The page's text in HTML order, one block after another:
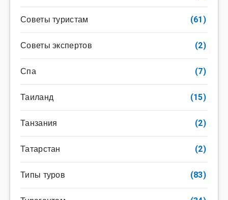
Советы туристам (61)
Советы экспертов (2)
Спа (7)
Таиланд (15)
Танзания (2)
Татарстан (2)
Типы туров (83)